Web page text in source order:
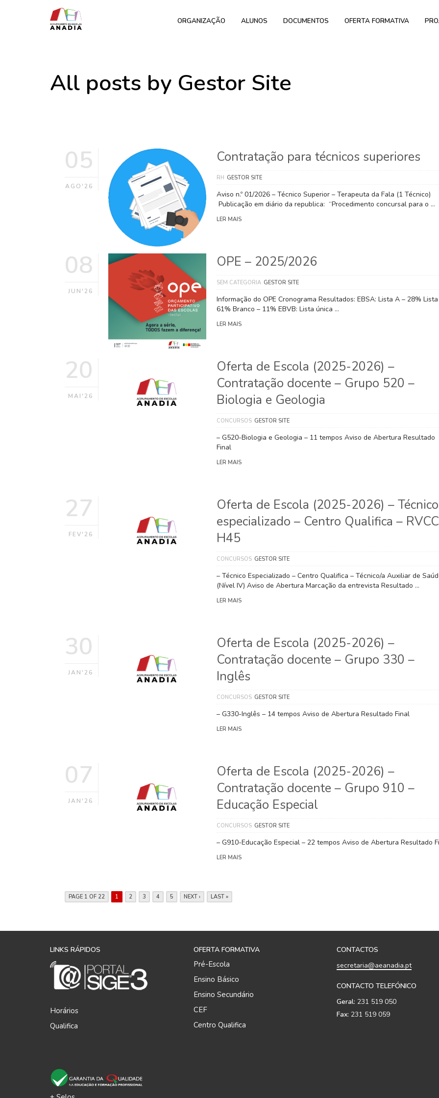
ORGANIZAÇÃO ALUNOS DOCUMENTOS OFERTA FORMATIVA
All posts by Gestor Site
05
AGO'26
Contratação para técnicos superiores
RH GESTOR SITE
Aviso n.º 01/2026 – Técnico Superior – Terapeuta da Fala (1 Técnico)
Publicação em diário da republica: “Procedimento concursal para o …
LER MAIS
08
JUN'26
OPE – 2025/2026
SEM CATEGORIA GESTOR SITE
Informação do OPE Cronograma Resultados: EBSA: Lista A – 28%
61% Branco – 11% EBVB: Lista única …
LER MAIS
20
MAI'26
Oferta de Escola (2025-2026) –
Contratação docente – Grupo 520 –
Biologia e Geologia
CONCURSOS GESTOR SITE
– G520-Biologia e Geologia – 11 tempos Aviso de Abertura Resultado
Final
LER MAIS
27
FEV'26
Oferta de Escola (2025-2026) – Técnico
especializado – Centro Qualifica –
H45
CONCURSOS GESTOR SITE
– Técnico Especializado – Centro Qualifica – Técnico/a Auxiliar de
(Nível IV) Aviso de Abertura Marcação da entrevista Resultado …
LER MAIS
30
JAN'26
Oferta de Escola (2025-2026) –
Contratação docente – Grupo 330 –
Inglês
CONCURSOS GESTOR SITE
– G330-Inglês – 14 tempos Aviso de Abertura Resultado Final
LER MAIS
07
JAN'26
Oferta de Escola (2025-2026) –
Contratação docente – Grupo 910 –
Educação Especial
CONCURSOS GESTOR SITE
– G910-Educação Especial – 22 tempos Aviso de Abertura Resultado
LER MAIS
PAGE 1 OF 22 1 2 3 4 5 NEXT › LAST »
LINKS RÁPIDOS
Horários
Qualifica
OFERTA FORMATIVA
Pré-Escola
Ensino Básico
Ensino Secundário
CEF
Centro Qualifica
CONTACTOS
secretaria@aeanadia.pt
CONTACTO TELEFÓNICO
Geral: 231 519 050
Fax: 231 519 059